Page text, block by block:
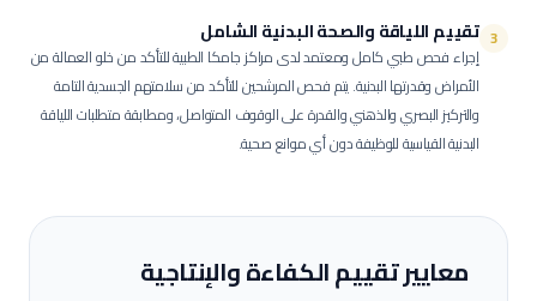
3 تقييم اللياقة والصحة البدنية الشامل
إجراء فحص طبي كامل ومعتمد لدى مراكز جامكا الطبية للتأكد من خلو العمالة من
الأمراض وقدرتها البدنية.يتم فحص المرشحين للتأكد من سلامتهم الجسدية التامة
والتركيز البصري والذهني والقدرة على الوقوف المتواصل، ومطابقة متطلبات اللياقة
البدنية القياسية للوظيفة دون أي موانع صحية.
معايير تقييم الكفاءة والإنتاجية